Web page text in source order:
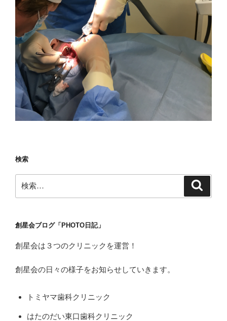
検索
索:
創星会ブログ「PHOTO日記」
創星会は３つのクリニックを運営！
創星会の日々の様子をお知らせしていきます。
トミヤマ歯科クリニック
はたのだい東口歯科クリニック